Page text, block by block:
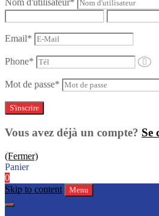
Nom d'utilisateur*
Email*
Phone*
Mot de passe*
Vous avez déjà un compte? Se
(Fermer)
Panier
0
Skip to content
Menu